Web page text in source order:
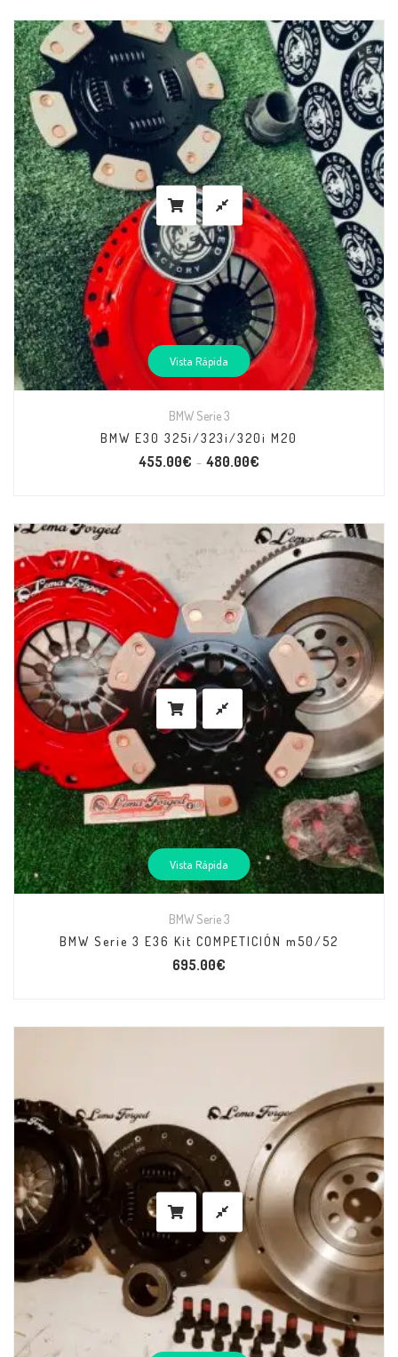
Vista Rápida
BMW Serie 3
BMW E30 325i/323i/320i M20
455.00€ – 480.00€
Vista Rápida
BMW Serie 3
BMW Serie 3 E36 Kit COMPETICIÓN m50/52
695.00€